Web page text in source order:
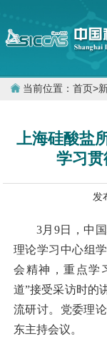
当前位置： 首页>
上海硅酸盐
学习
发
3月 9日，中
理论学习中心组
会精神，重点学
道”接受采访时的
流研讨。党委理
东主持会议。